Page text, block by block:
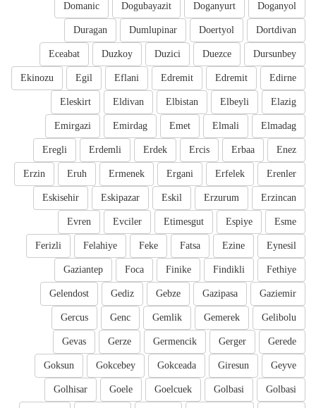
Doganyol
Doganyurt
Dogubayazit
Domanic
Dortdivan
Doertyol
Dumlupinar
Duragan
Dursunbey
Duezce
Duzici
Duzkoy
Eceabat
Edirne
Edremit
Edremit
Eflani
Egil
Ekinozu
Elazig
Elbeyli
Elbistan
Eldivan
Eleskirt
Elmadag
Elmali
Emet
Emirdag
Emirgazi
Enez
Erbaa
Ercis
Erdek
Erdemli
Eregli
Erenler
Erfelek
Ergani
Ermenek
Eruh
Erzin
Erzincan
Erzurum
Eskil
Eskipazar
Eskisehir
Esme
Espiye
Etimesgut
Evciler
Evren
Eynesil
Ezine
Fatsa
Feke
Felahiye
Ferizli
Fethiye
Findikli
Finike
Foca
Gaziantep
Gaziemir
Gazipasa
Gebze
Gediz
Gelendost
Gelibolu
Gemerek
Gemlik
Genc
Gercus
Gerede
Gerger
Germencik
Gerze
Gevas
Geyve
Giresun
Gokceada
Gokcebey
Goksun
Golbasi
Golbasi
Goelcuek
Goele
Golhisar